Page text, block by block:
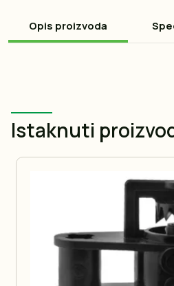
Opis proizvoda
Istaknuti